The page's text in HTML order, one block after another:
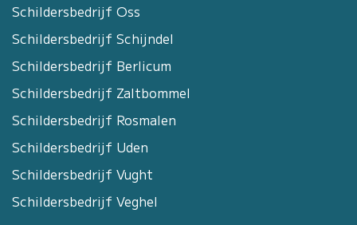
Schildersbedrijf Oss
Schildersbedrijf Schijndel
Schildersbedrijf Berlicum
Schildersbedrijf Zaltbommel
Schildersbedrijf Rosmalen
Schildersbedrijf Uden
Schildersbedrijf Vught
Schildersbedrijf Veghel